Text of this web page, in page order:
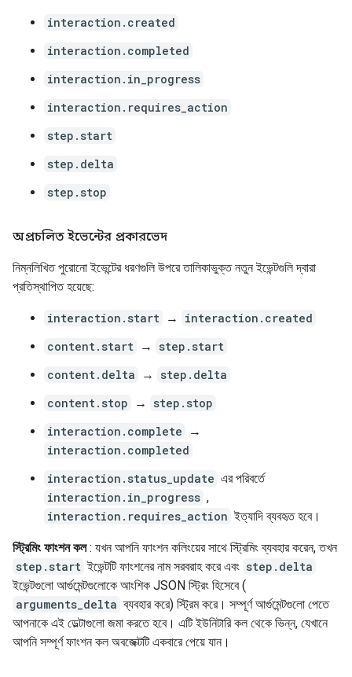
interaction.created
interaction.completed
interaction.in_progress
interaction.requires_action
step.start
step.delta
step.stop
অপ্রচলিত ইভেন্টের প্রকারভেদ
নিম্নলিখিত পুরোনো ইভেন্টের ধরণগুলি উপরে তালিকাভুক্ত নতুন ইভেন্টগুলি দ্বারা
প্রতিস্থাপিত হয়েছে:
interaction.start →
interaction.created
content.start →
step.start
content.delta
→
step.delta
content.stop
→
step.stop
interaction.complete
→
interaction.completed
interaction.status_update এর পরিবর্তে
interaction.in_progress ,
interaction.requires_action ইত্যাদি ব্যবহৃত হবে।
স্ট্রিমিং ফাংশন কল: যখন আপনি ফাংশন কলিংয়ের সাথে স্ট্রিমিং ব্যবহার করেন, তখন
step.start ইভেন্টটি ফাংশনের নাম সরবরাহ করে এবং step.delta
ইভেন্টগুলো আর্গুমেন্টগুলোকে আংশিক JSON স্ট্রিং হিসেবে (
arguments_delta ব্যবহার করে) স্ট্রিম করে। সম্পূর্ণ আর্গুমেন্টগুলো পেতে
আপনাকে এই ডেল্টাগুলো জমা করতে হবে। এটি ইউনিটারি কল থেকে ভিন্ন, যেখানে
আপনি সম্পূর্ণ ফাংশন কল অবজেক্টটি একবারে পেয়ে যান।